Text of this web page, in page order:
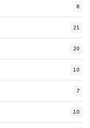
6
21
20
10
7
10